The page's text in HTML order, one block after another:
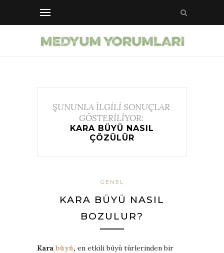
ŞUNUNLA İLGİLİ SONUÇLAR
GÖSTERİLİYOR:
KARA BÜYÜ NASIL
ÇÖZÜLÜR
GENEL
KARA BÜYÜ NASIL
BOZULUR?
Kara büyü, en etkili büyü türlerinden bir